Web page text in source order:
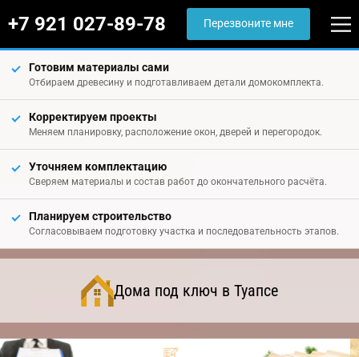
+7 921 027-89-78 Перезвоните мне
Готовим материалы сами
Отбираем древесину и подготавливаем детали домокомплекта.
Корректируем проекты
Меняем планировку, расположение окон, дверей и перегородок.
Уточняем комплектацию
Сверяем материалы и состав работ до окончательного расчёта.
Планируем строительство
Согласовываем подготовку участка и последовательность этапов.
Дома под ключ в Туапсе